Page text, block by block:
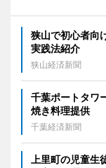
狭山で初心者向
実践法紹介
狭山経済新聞
千葉ポートタワ
焼き料理提供
千葉経済新聞
上里町の児童